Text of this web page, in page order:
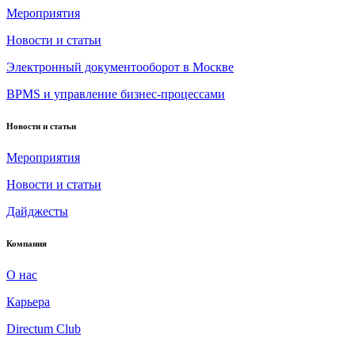
Мероприятия
Новости и статьи
Электронный документооборот в Москве
BPMS и управление бизнес-процессами
Новости и статьи
Мероприятия
Новости и статьи
Дайджесты
Компания
О нас
Карьера
Directum Club